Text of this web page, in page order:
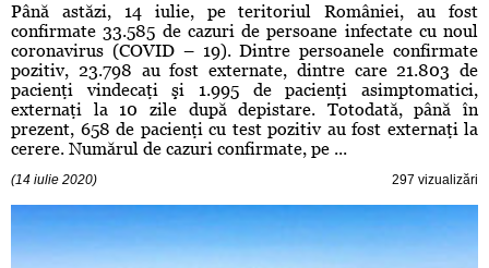
Până astăzi, 14 iulie, pe teritoriul României, au fost
confirmate 33.585 de cazuri de persoane infectate cu noul
coronavirus (COVID – 19). Dintre persoanele confirmate
pozitiv, 23.798 au fost externate, dintre care 21.803 de
pacienţi vindecaţi şi 1.995 de pacienţi asimptomatici,
externaţi la 10 zile după depistare. Totodată, până în
prezent, 658 de pacienţi cu test pozitiv au fost externaţi la
cerere. Numărul de cazuri confirmate, pe ...
(14 iulie 2020) 297 vizualizări